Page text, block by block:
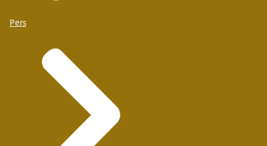
Pers